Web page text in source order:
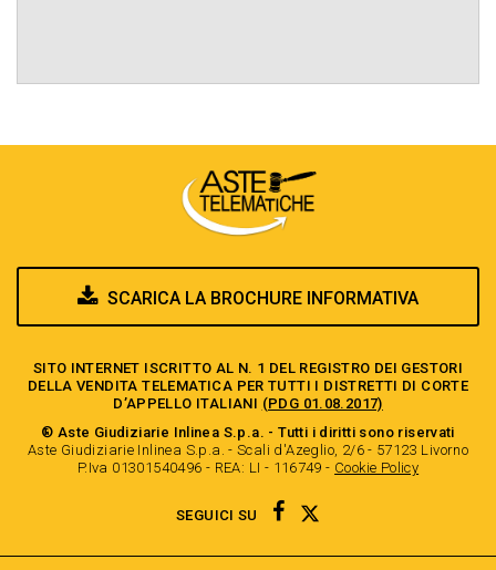
SCARICA LA BROCHURE INFORMATIVA
SITO INTERNET ISCRITTO AL N. 1 DEL REGISTRO DEI GESTORI
DELLA VENDITA TELEMATICA PER TUTTI I DISTRETTI DI CORTE
D’APPELLO ITALIANI (PDG 01.08.2017)
® Aste Giudiziarie Inlinea S.p.a. - Tutti i diritti sono riservati
Aste Giudiziarie Inlinea S.p.a. - Scali d'Azeglio, 2/6 - 57123 Livorno
P.Iva 01301540496 - REA: LI - 116749 - Cookie Policy
SEGUICI SU FACEBOOK